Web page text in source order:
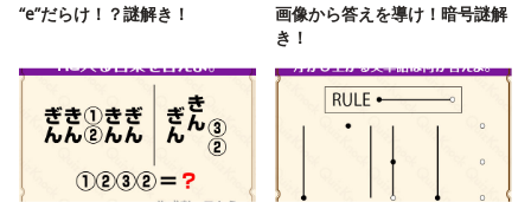
“e”だらけ！？謎解き！
画像から答えを導け！暗号謎解
き！